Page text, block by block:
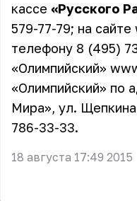
кассе «Русского
579-77-79; на
телефону 8 (495)
«Олимпийский»
«Олимпийский» по
Мира», ул.
786-33-33.
18 августа 17:49 2015